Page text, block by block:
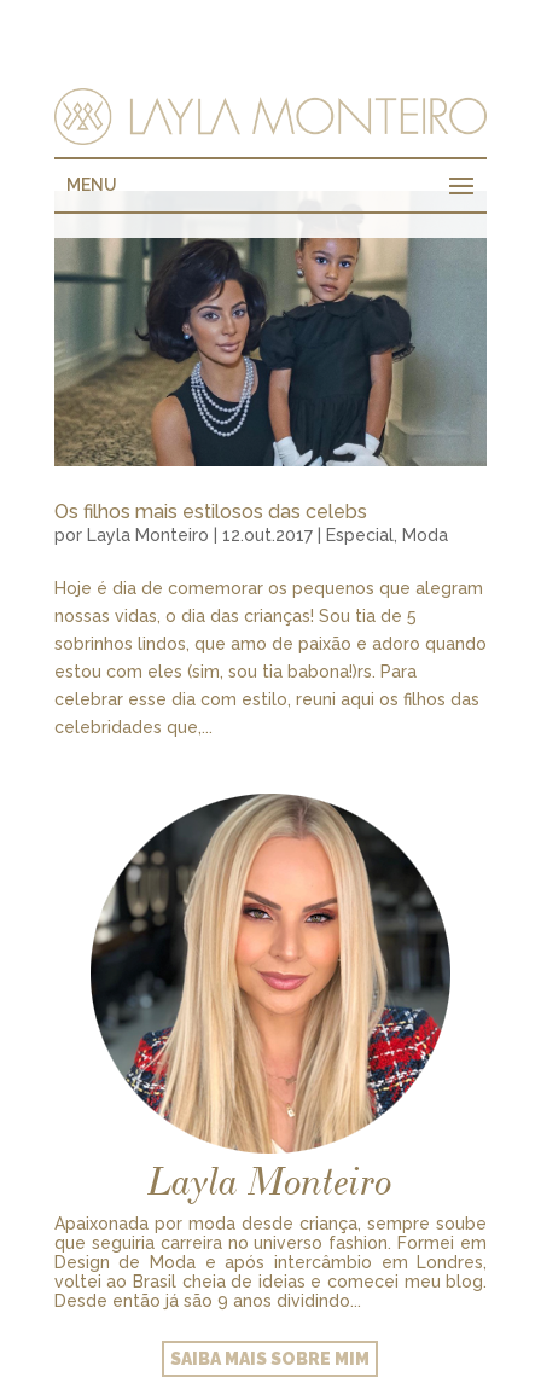
MENU
Os filhos mais estilosos das celebs
por Layla Monteiro | 12.out.2017| Especial, Moda
Hoje é dia de comemorar os pequenos que alegram
nossas vidas, o dia das crianças! Sou tia de 5
sobrinhos lindos, que amo de paixão e adoro quando
estou com eles (sim, sou tia babona!)rs. Para
celebrar esse dia com estilo, reuni aqui os filhos das
celebridades que,...
Layla Monteiro
Apaixonada por moda desde criança, sempre soube
que seguiria carreira no universo fashion. Formei em
Design de Moda e após intercâmbio em Londres,
voltei ao Brasil cheia de ideias e comecei meu blog.
Desde então já são 9 anos dividindo...
SAIBA MAIS SOBRE MIM